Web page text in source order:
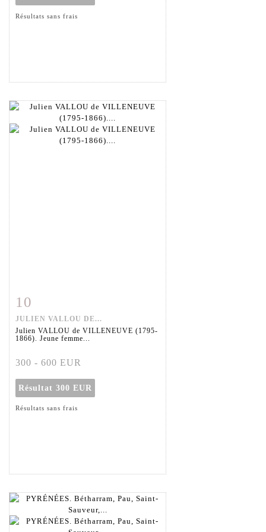
Résultats sans frais
Fiche détaillée
10
JULIEN VALLOU DE...
Julien VALLOU de VILLENEUVE (1795-
1866). Jeune femme...
300 - 600 EUR
Résultat 300 EUR
Résultats sans frais